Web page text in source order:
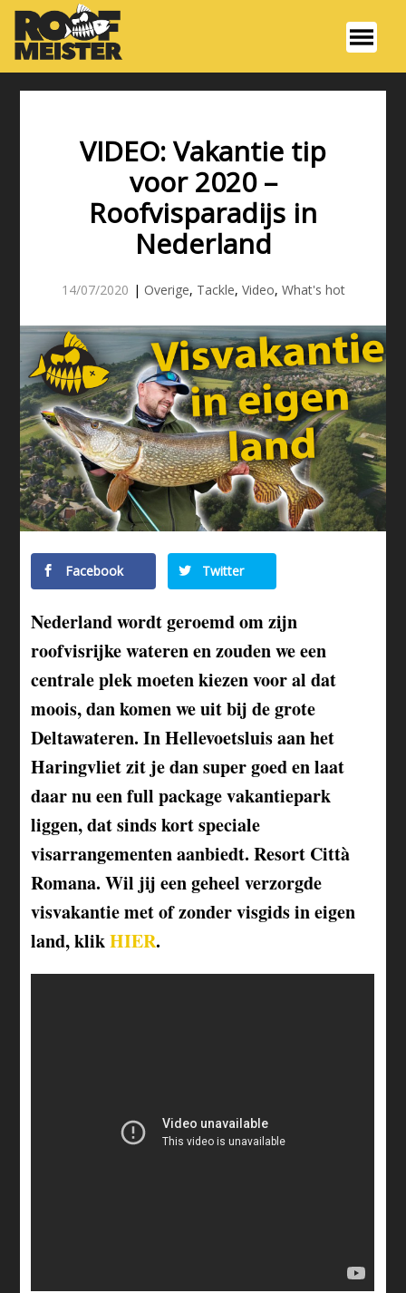
VIDEO: Vakantie tip
voor 2020 –
Roofvisparadijs in
Nederland
14/07/2020 | Overige, Tackle, Video, What's hot
Facebook Twitter
Nederland wordt geroemd om zijn
roofvisrijke wateren en zouden we een
centrale plek moeten kiezen voor al dat
moois, dan komen we uit bij de grote
Deltawateren. In Hellevoetsluis aan het
Haringvliet zit je dan super goed en laat
daar nu een full package vakantiepark
liggen, dat sinds kort speciale
visarrangementen aanbiedt. Resort Città
Romana. Wil jij een geheel verzorgde
visvakantie met of zonder visgids in eigen
land, klikHIER.